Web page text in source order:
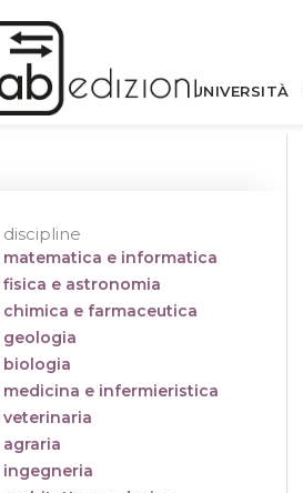
UNIVERSITÀ
discipline
matematica e informatica
fisica e astronomia
chimica e farmaceutica
geologia
biologia
medicina e infermieristica
veterinaria
agraria
ingegneria